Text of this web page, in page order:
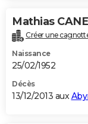
Mathias
Créer une
Naissance
25/02/1952
Décès
13/12/2013 aux